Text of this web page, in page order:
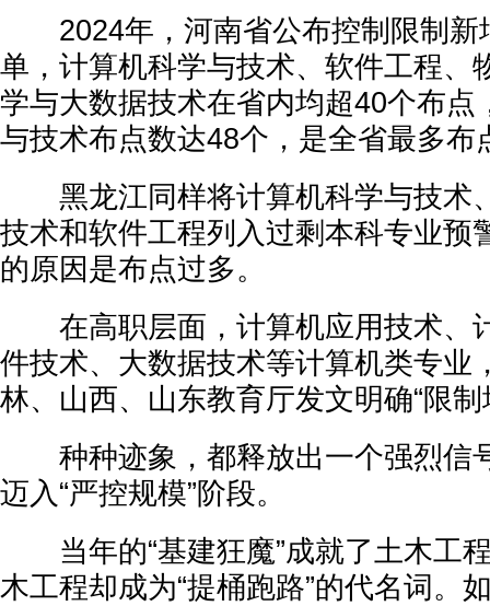
2024年，河南省公布控制限制新
单，计算机科学与技术、软件工程、
学与大数据技术在省内均超40个布点
与技术布点数达48个，是全省最多布
黑龙江同样将计算机科学与技术
技术和软件工程列入过剩本科专业预
的原因是布点过多。
在高职层面，计算机应用技术、
件技术、大数据技术等计算机类专业
林、山西、山东教育厅发文明确“限制
种种迹象，都释放出一个强烈信
迈入“严控规模”阶段。
当年的“基建狂魔”成就了土木工
木工程却成为“提桶跑路”的代名词。